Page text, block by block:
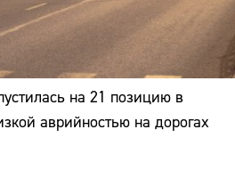
на 21 позицию в
аврийностью на дорогах